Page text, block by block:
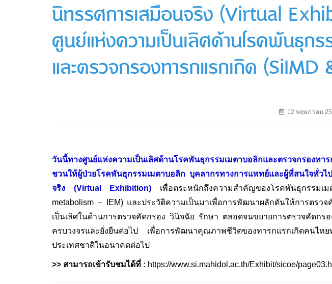
นิทรรศการเสมือนจริง (Virtual
ศูนย์แห่งความเป็นเลิศด้านโรคพันธุก
และตรวจกรองทารกแรกเกิด (SiIMD
12 พฤษภาคม
วันนี้ทางศูนย์แห่งความเป็นเลิศด้านโรคพันธุกรรมเมตาบอลิกและตรวจกรองทาร
ชวนให้ผู้ป่วยโรคพันธุกรรมเมตาบอลิก บุคลากรทางการแพทย์และผู้ที่สนใจทั่วไ
จริง (Virtual Exhibition) เพื่อตระหนักถึงความสำคัญของโรคพันธุกรรม
metabolism – IEM) และประวัติความเป็นมาเพื่อการพัฒนาผลักดันให้การตรว
เป็นเลิศในด้านการตรวจคัดกรอง วินิจฉัย รักษา ตลอดจนขยายการตรวจคัดกรอ
ครบวงจรและยั่งยืนต่อไป เพื่อการพัฒนาคุณภาพชีวิตของทารกแรกเกิดคนไท
ประเทศชาติในอนาคตต่อไป
>> สามารถเข้ารับชมได้ที่ : https://www.si.mahidol.ac.th/Exhibit/sicoe/